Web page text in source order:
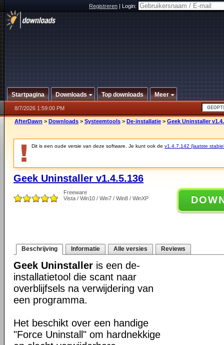
Registreren|Login:
Startpagina Downloads Top downloads Meer
8/7/2026 1:59:00 PM
AfterDawn > Downloads > Systeemtools > De-installatie > Geek Uninstaller
Dit is een oude versie van deze software. Je kunt ook de v1.4.7.142 (laatste
Geek Uninstaller v1.4.5.136
Freeware
Vista / Win10 / Win7 / Win8 / WinXP
Beschrijving Informatie Alle versies Reviews
Geek Uninstaller is een de-
installatietool die scant naar
overblijfsels na verwijdering van
een programma.
Het beschikt over een handige
"Force Uninstall" om hardnekkige